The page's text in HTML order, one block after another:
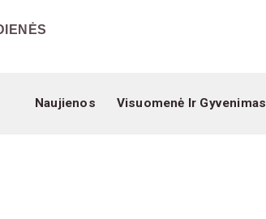
Naujienos Visuomenė Ir Gyvenimas